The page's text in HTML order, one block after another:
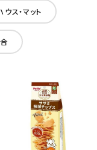
ウス・マット